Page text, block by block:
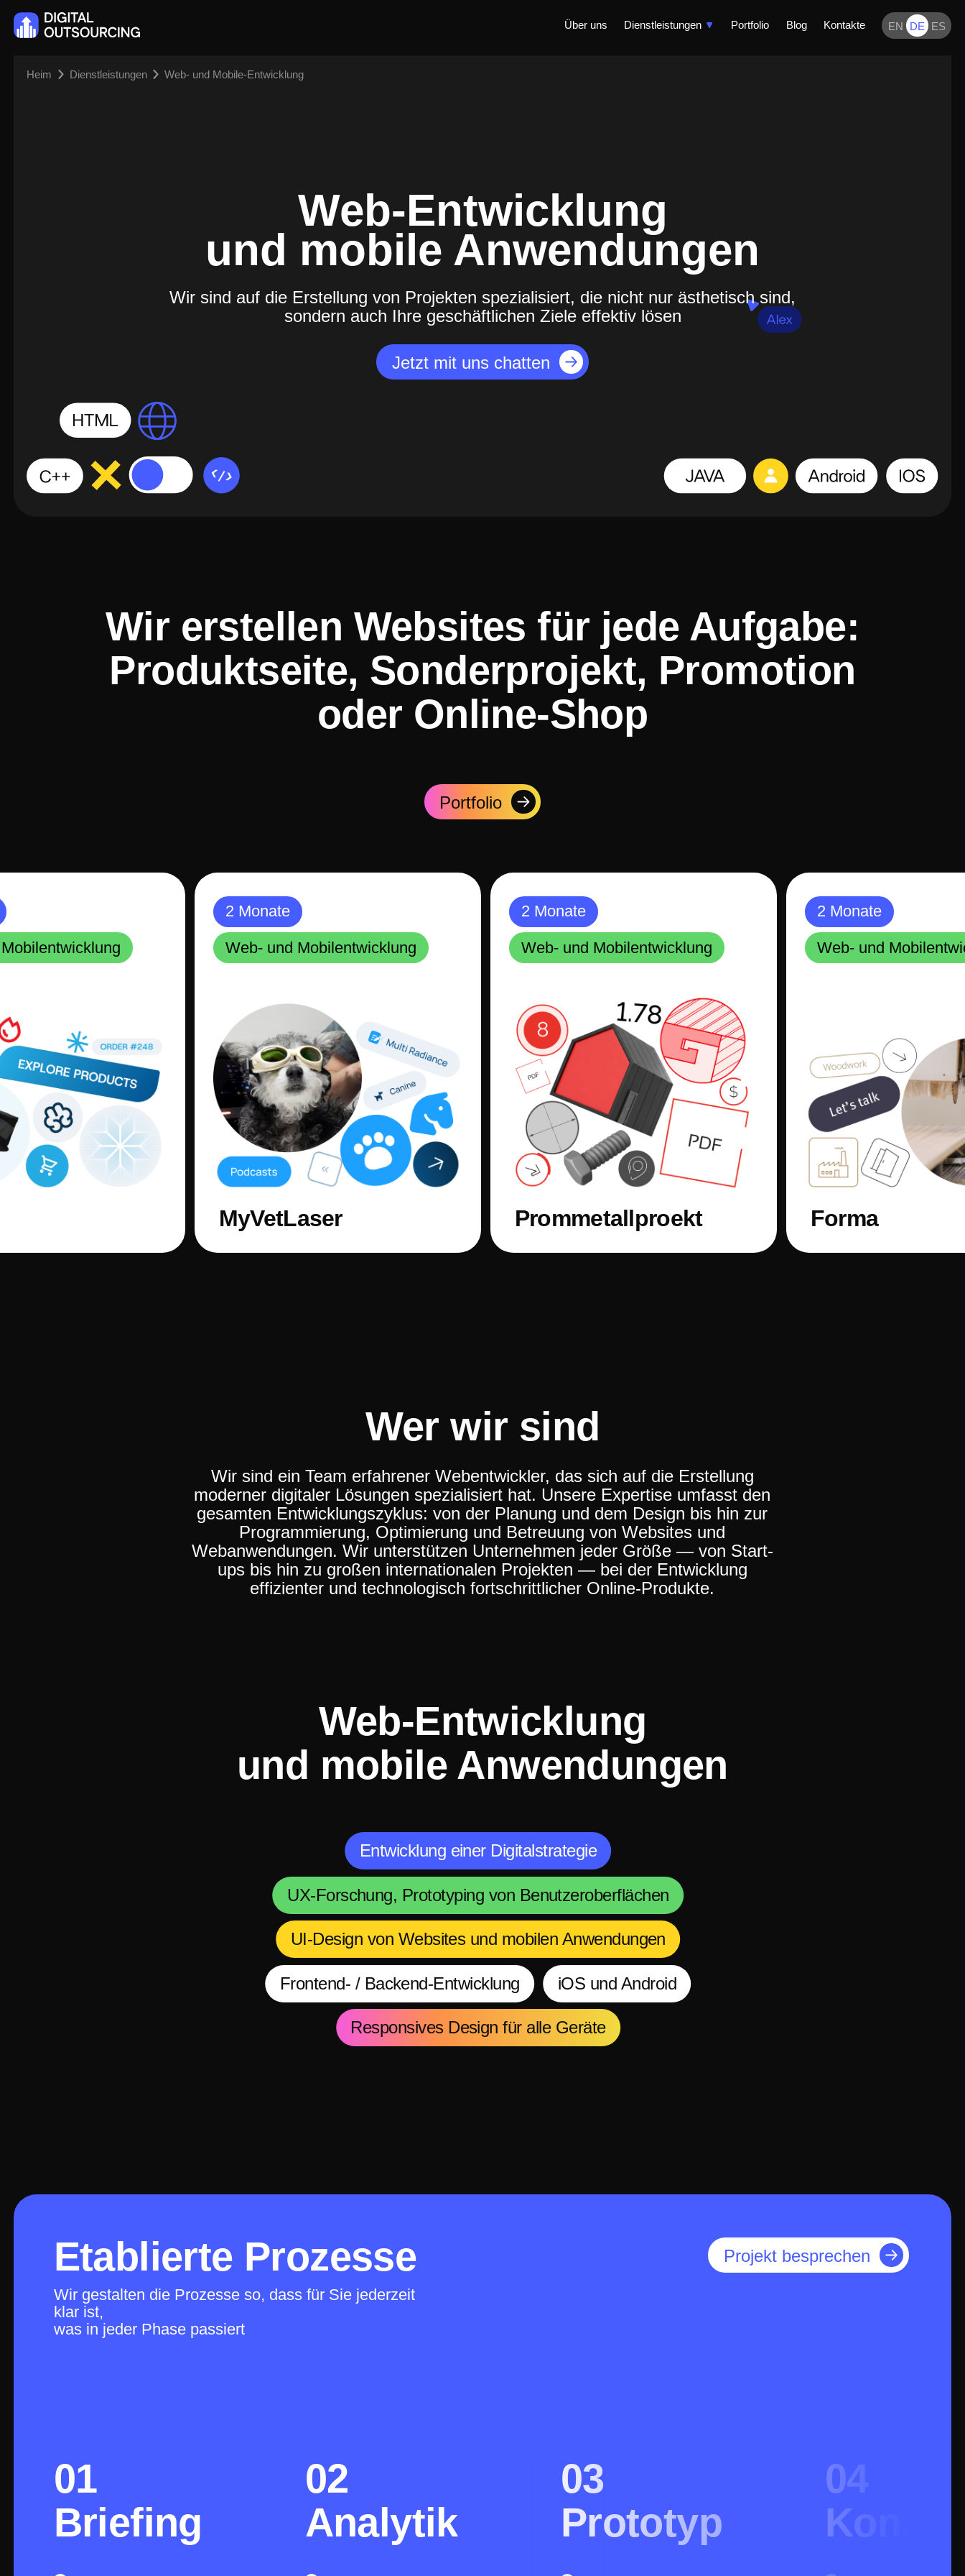
Über uns Dienstleistungen Portfolio Blog Kontakte EN DE ES
Heim Dienstleistungen Web- und Mobile-Entwicklung
Web-Entwicklung
und mobile Anwendungen
Wir sind auf die Erstellung von Projekten spezialisiert, die nicht nur ästhetisch sind,
sondern auch Ihre geschäftlichen Ziele effektiv lösen
Jetzt mit uns chatten
Wir erstellen Websites für jede Aufgabe:
Produktseite, Sonderprojekt, Promotion
oder Online-Shop
Portfolio
2 Monate
Web- und Mobilentwicklung
MyVetLaser
2 Monate
Web- und Mobilentwicklung
Prommetallproekt
2 Monate
Web- und
Forma
Wer wir sind
Wir sind ein Team erfahrener Webentwickler, das sich auf die Erstellung
moderner digitaler Lösungen spezialisiert hat. Unsere Expertise umfasst den
gesamten Entwicklungszyklus: von der Planung und dem Design bis hin zur
Programmierung, Optimierung und Betreuung von Websites und
Webanwendungen. Wir unterstützen Unternehmen jeder Größe — von Start-
ups bis hin zu großen internationalen Projekten — bei der Entwicklung
effizienter und technologisch fortschrittlicher Online-Produkte.
Web-Entwicklung
und mobile Anwendungen
Entwicklung einer Digitalstrategie
UX-Forschung, Prototyping von Benutzeroberflächen
UI-Design von Websites und mobilen Anwendungen
Frontend- / Backend-Entwicklung iOS und Android
Responsives Design für alle Geräte
Etablierte Prozesse
Wir gestalten die Prozesse so, dass für Sie jederzeit
klar ist,
was in jeder Phase passiert
Projekt besprechen
01
Briefing
02
Analytik
03
Prototyp
04